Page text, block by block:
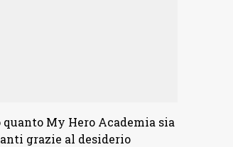
My Hero Academia sia
grazie al desiderio